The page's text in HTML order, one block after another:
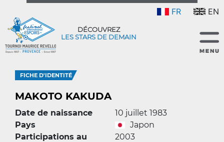
FR EN
DÉCOUVREZ
LES STARS DE DEMAIN
FICHE D'IDENTITÉ
MAKOTO KAKUDA
Date de naissance
10 juillet 1983
Pays
Japon
Participations au
2003